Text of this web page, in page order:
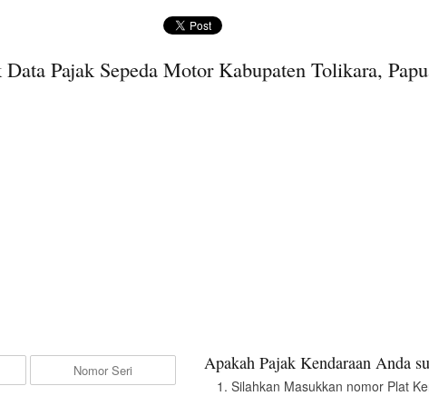
Data Pajak Sepeda Motor Kabupaten Tolikara,
Apakah Pajak Kendaraan Anda
Silahkan Masukkan nomor Plat